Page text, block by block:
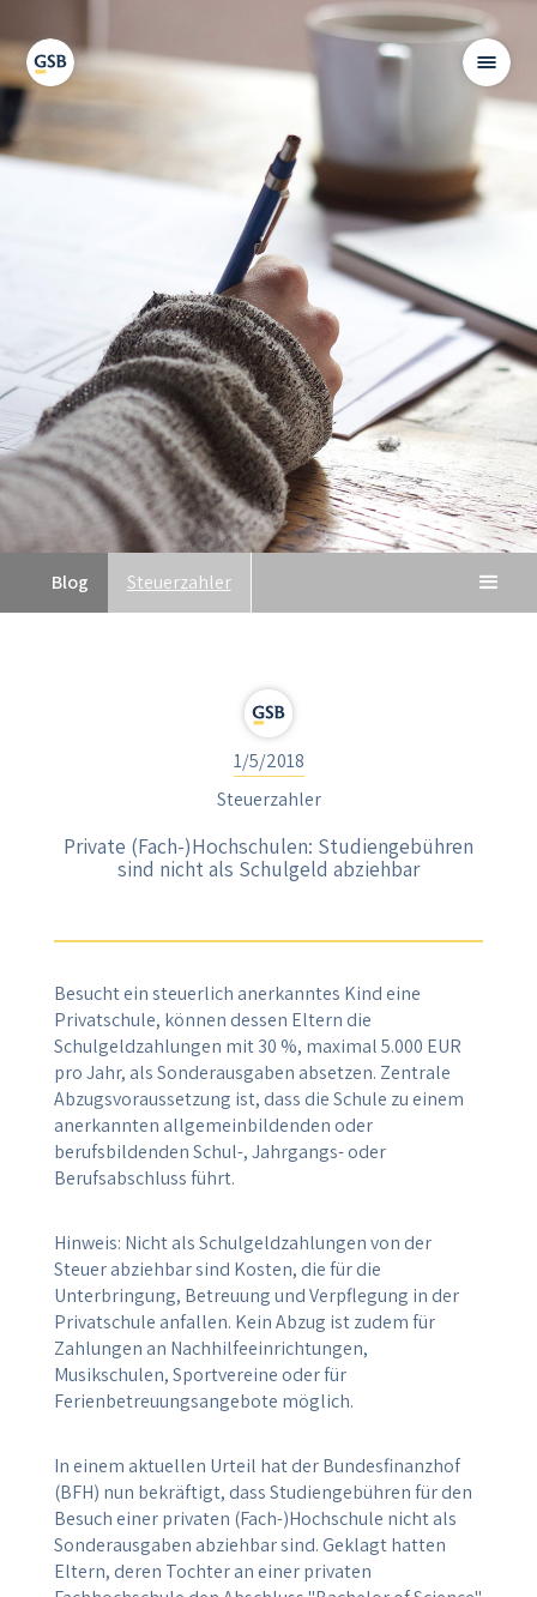
Blog Steuerzahler
Private (Fach-)Hochschulen: Studiengebühren
sind nicht als Schulgeld abziehbar
1/5/2018
Steuerzahler
Besucht ein steuerlich anerkanntes Kind eine
Privatschule, können dessen Eltern die
Schulgeldzahlungen mit 30 %, maximal 5.000 EUR
pro Jahr, als Sonderausgaben absetzen. Zentrale
Abzugsvoraussetzung ist, dass die Schule zu einem
anerkannten allgemeinbildenden oder
berufsbildenden Schul-, Jahrgangs- oder
Berufsabschluss führt.
Hinweis: Nicht als Schulgeldzahlungen von der
Steuer abziehbar sind Kosten, die für die
Unterbringung, Betreuung und Verpflegung in der
Privatschule anfallen. Kein Abzug ist zudem für
Zahlungen an Nachhilfeeinrichtungen,
Musikschulen, Sportvereine oder für
Ferienbetreuungsangebote möglich.
In einem aktuellen Urteil hat der Bundesfinanzhof
(BFH) nun bekräftigt, dass Studiengebühren für den
Besuch einer privaten (Fach-)Hochschule nicht als
Sonderausgaben abziehbar sind. Geklagt hatten
Eltern, deren Tochter an einer privaten